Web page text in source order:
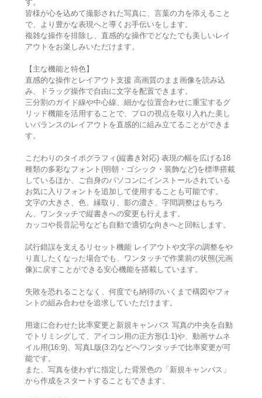
す。
皆様が心を込めて撮影された写真に、言葉の力を添えること
で、より豊かな表現へと導くお手伝いをします。
複雑な操作を排除し、直感的な操作でどなたでも美しいレイ
アウトをお楽しみいただけます。
【主な機能と特色】
直感的な操作とレイアウト支援 高画質のまま画像を読み込
み、ドラッグ操作で自由に文字を配置できます。
三分割のガイド線や中心線、細かな位置合わせに重宝するグ
リッド機能を活用することで、プロの視点を取り入れた美し
いバランスのレイアウトを直感的に組み立てることができま
す。
こだわりのタイポグラフィ(縦書き対応) 表現の幅を広げる18
種類の多彩なフォント(明朝・ゴシック・装飾など)を標準搭載
しているほか、ご自身のパソコンにインストールされている
お気に入りフォントを追加して使用することも可能です。
文字の大きさ、色、縁取り、影の濃さ、字間調整はもちろ
ん、ワンタッチで縦書きへの変更も行えます。
カッコや長音記号なども自動で適切な向きへと回転します。
試行錯誤を支えるリセット機能 レイアウトや文字の調整をや
り直したくなった場合でも、ワンタッチで作業前の状態(元画
像)に戻すことができる安心機能を搭載しています。
失敗を恐れることなく、何度でも納得のいくまで構図やフォ
ントの組み合わせを追求していただけます。
用途に合わせた比率変更と新規キャンバス 写真の中央を自動
でトリミングして、アイコン用の正方形(1:1)や、動画サムネ
イル用(16:9)、写真L版(3:2)などへワンタッチで比率変更が可
能です。
また、写真を使わずに指定した背景色の「新規キャンバス」
から作成をスタートすることもできます。